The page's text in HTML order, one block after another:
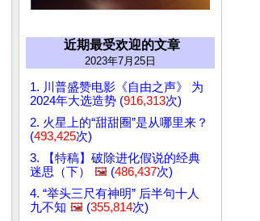
近期最受欢迎的文章
2023年7月25日
1. 川普盛赞电影《自由之声》 为
2024年大选造势 (916,313次)
2. 火星上的“甜甜圈”是从哪里来？
(493,425次)
3. 【特稿】破除进化假说的经典
迷思（下）
🖼️ (486,437次)
4. “举头三尺有神明” 后半句十人
九不知 🖼️ (355,814次)